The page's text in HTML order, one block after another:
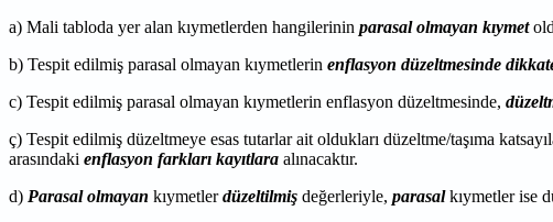
a) Mali tabloda yer alan kıymetlerden hangilerinin parasal olmayan kıymet
b) Tespit edilmiş parasal olmayan kıymetlerin enflasyon düzeltmesinde
c) Tespit edilmiş parasal olmayan kıymetlerin enflasyon düzeltmesinde,
ç) Tespit edilmiş düzeltmeye esas tutarlar ait oldukları düzeltme/taşıma
arasındaki enflasyon farkları kayıtlara alınacaktır.
d) Parasal olmayan kıymetlerdüzeltilmiş değerleriyle, parasalkıymetler ise